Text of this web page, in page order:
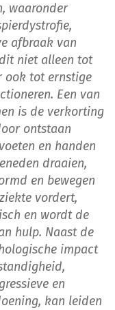
waaronder
afbraak van
niet alleen tot
ook tot ernstige
Een van
is de verkorting
ontstaan
en handen
draaien,
en bewegen
vordert,
en wordt de
hulp. Naast de
impact
en
kan leiden